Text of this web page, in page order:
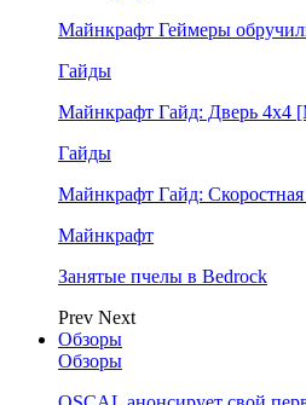
Майнкрафт Геймеры
Гайды
Майнкрафт Гайд: Дверь 4х4
Гайды
Майнкрафт Гайд: Скоростная
Майнкрафт
Занятые пчелы в Bedrock
Prev Next
Обзоры
Обзоры